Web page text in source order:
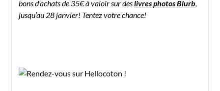
bons d’achats de 35€ à valoir sur deslivres photos Blurb,
jusqu’au 28 janvier! Tentez votre chance!